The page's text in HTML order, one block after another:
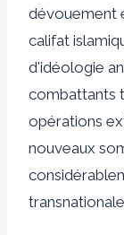
dévouement
califat
d'idéologie
combattants
opérations
nouveaux